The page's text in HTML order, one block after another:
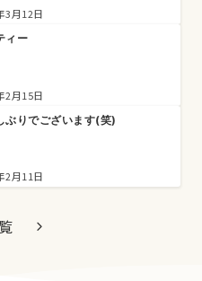
3月12日
ィー
2月15日
ぶりでございます(笑)
2月11日